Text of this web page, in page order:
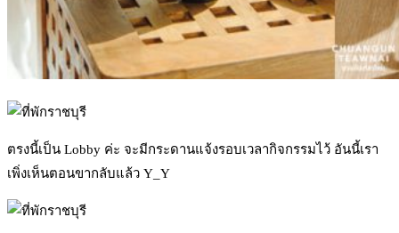
ตรงนี้เป็น Lobby ค่ะ จะมีกระดานแจ้งรอบเวลากิจกรรมไว้ อันนี้เรา
เพิ่งเห็นตอนขากลับแล้ว Y_Y